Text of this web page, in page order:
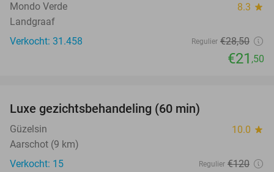
Mondo Verde 8.3 star
Landgraaf
Verkocht: 31.458
Regulier €28,50
€21 ,50
Luxe gezichtsbehandeling (60 min)
Güzelsin 10.0 star
Aarschot (9 km)
Verkocht: 15
Regulier €120